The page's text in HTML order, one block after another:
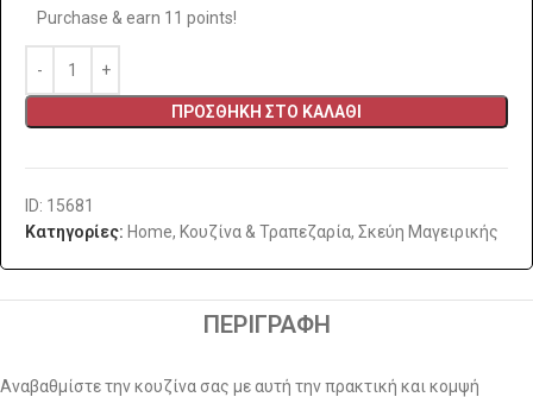
Purchase & earn 11 points!
ΠΡΟΣΘΉΚΗ ΣΤΟ ΚΑΛΆΘΙ
ID: 15681
Κατηγορίες: Home, Κουζίνα & Τραπεζαρία, Σκεύη Μαγειρικής
ΠΕΡΙΓΡΑΦΉ
Αναβαθμίστε την κουζίνα σας με αυτή την πρακτική και κομψή